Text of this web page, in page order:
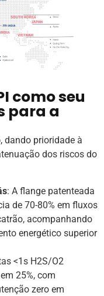
como seu
para a
dando prioridade à
dos riscos do
: A flange patenteada
de 70-80% em fluxos
acompanhando
energético superior
<1s H2S/O2
25%, com
zero em